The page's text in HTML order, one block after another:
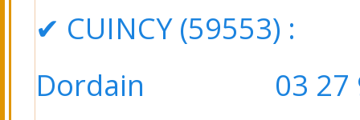
✔ CUINCY (59553) :
Dordain 03 27